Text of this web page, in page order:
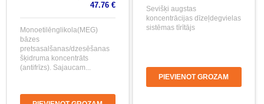
47.76 €
Monoetilēnglikola(MEG)
bāzes
pretsasalšanas/dzesēšanas
šķidruma koncentrāts
(antifrīzs). Sajaucam...
Sevišķi augstas
koncentrācijas dīzeļdegvielas
sistēmas tīrītājs
PIEVIENOT GROZAM